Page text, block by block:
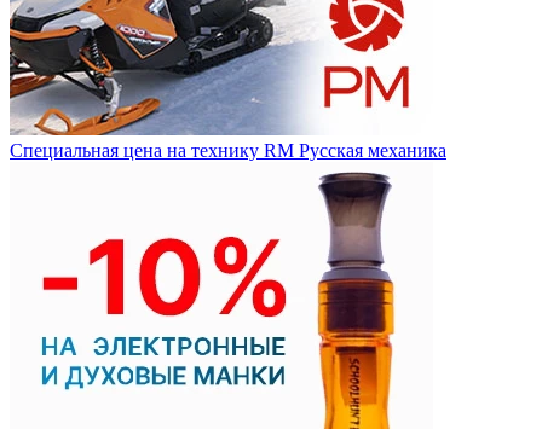
Специальная цена на технику RM Русская механика